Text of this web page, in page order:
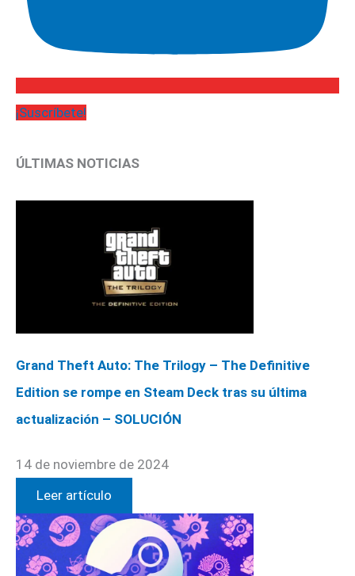
¡Suscríbete!
ÚLTIMAS NOTICIAS
Grand Theft Auto: The Trilogy – The Definitive
Edition se rompe en Steam Deck tras su última
actualización – SOLUCIÓN
14 de noviembre de 2024
Leer artículo